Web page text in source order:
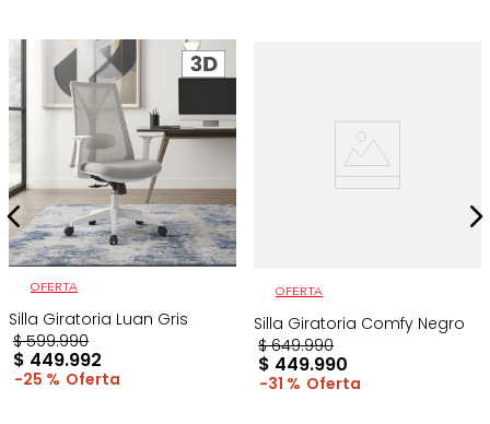
OFERTA
Silla Giratoria Luan Gris
$ 599.990
$ 449.992
25 %
OFERTA
Silla Giratoria Comfy Negro
$ 649.990
$ 449.990
31 %